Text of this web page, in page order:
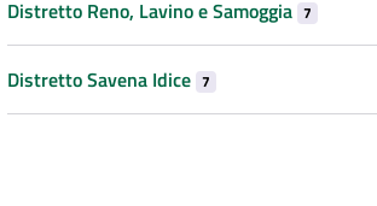
Distretto Reno, Lavino e Samoggia 7
Distretto Savena Idice 7